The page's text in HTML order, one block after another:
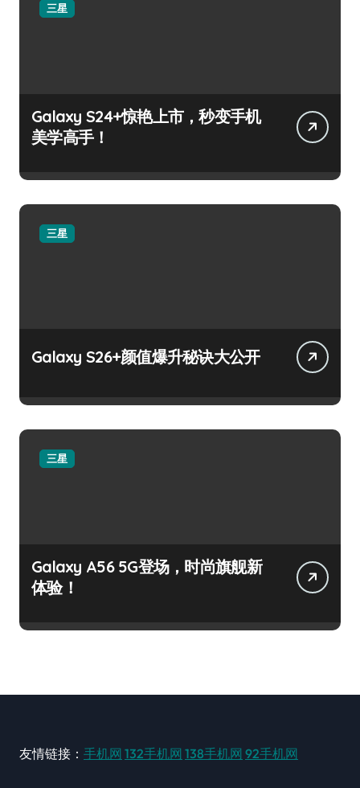
三星
Galaxy S24+惊艳上市，秒变手机
美学高手！
三星
Galaxy S26+颜值爆升秘诀大公开
三星
Galaxy A56 5G登场，时尚旗舰新
体验！
友情链接： 手机网 132手机网 138手机网 92手机网